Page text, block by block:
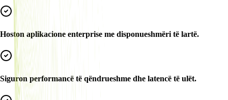
Hoston aplikacione enterprise me disponueshmëri të lartë.
Siguron performancë të qëndrueshme dhe latencë të ulët.